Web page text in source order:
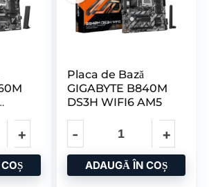
Placa de Bază
GIGABYTE B840M
DS3H WIFI6 AM5
ADAUGĂ ÎN COȘ